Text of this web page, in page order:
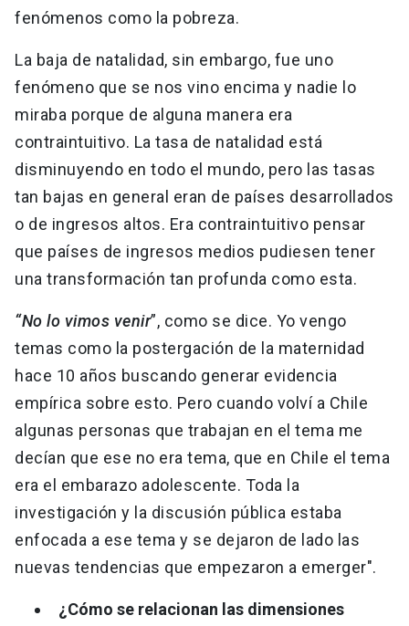
fenómenos como la pobreza.
La baja de natalidad, sin embargo, fue uno
fenómeno que se nos vino encima y nadie lo
miraba porque de alguna manera era
contraintuitivo. La tasa de natalidad está
disminuyendo en todo el mundo, pero las tasas
tan bajas en general eran de países desarrollados
o de ingresos altos. Era contraintuitivo pensar
que países de ingresos medios pudiesen tener
una transformación tan profunda como esta.
“No lo vimos venir”, como se dice. Yo vengo
temas como la postergación de la maternidad
hace 10 años buscando generar evidencia
empírica sobre esto. Pero cuando volví a Chile
algunas personas que trabajan en el tema me
decían que ese no era tema, que en Chile el tema
era el embarazo adolescente. Toda la
investigación y la discusión pública estaba
enfocada a ese tema y se dejaron de lado las
nuevas tendencias que empezaron a emerger".
¿Cómo se relacionan las dimensiones